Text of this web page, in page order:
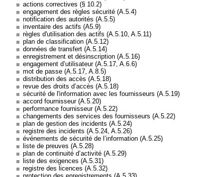
actions correctives (§ 10.2)
engagement des règles sécurité (A.5.4)
notification des autorités (A.5.5)
inventaire des actifs (A5.9)
règles d'utilisation des actifs (A.5.10, A.5.11)
plan de classification (A.5.12)
données de transfert (A.5.14)
enregistrement et désinscription (A.5.16)
engagement d’utilisateur (A.5.17, A.6.6)
mot de passe (A.5.17, A.8.5)
distribution des accès (A.5.18)
revue des droits d’accès (A.5.18)
sécurité de l'information avec les fournisseurs (A.5.19)
accord fournisseur (A.5.20)
performance fournisseur (A.5.22)
changements des services des fournisseurs (A.5.22)
plan de gestion des incidents (A.5.24)
registre des incidents (A.5.24, A.5.26)
événements de sécurité de l’information (A.5.25)
liste de preuves (A.5.28)
plan de continuité d’activité (A.5.29)
liste des exigences (A.5.31)
registre des licences (A.5.32)